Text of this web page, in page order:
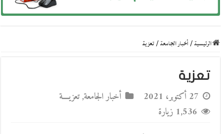
الرئيسية/أخبار الجامعة/تعزية
تعزية
27 أكتوبر، 2021 أخبار الجامعة,تعزيــــة
1,536 زيارة